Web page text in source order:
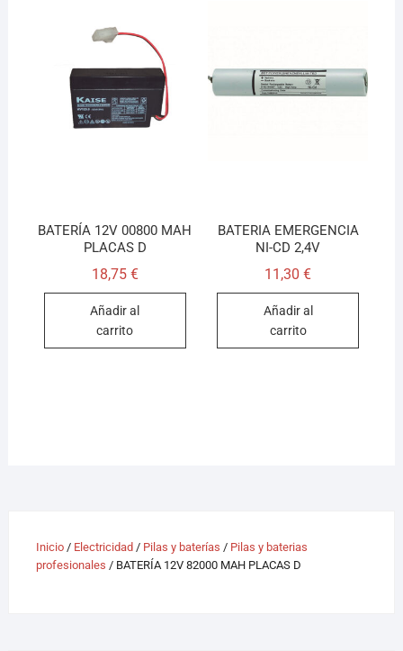
BATERÍA 12V 00800 MAH
PLACAS D
18,75 €
Añadir al
carrito
BATERIA EMERGENCIA
NI-CD 2,4V
11,30€
Añadir al
carrito
Inicio/ Electricidad / Pilas y baterías / Pilas y baterias
profesionales / BATERÍA 12V 82000 MAH PLACAS D